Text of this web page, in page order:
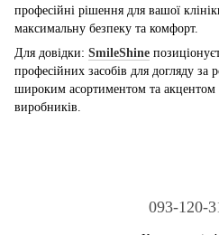
професійні рішення для вашої
максимальну безпеку та комфорт.
Для довідки: SmileShine
професійних засобів для догляду
широким асортиментом та акцентом
виробників.
093-120-